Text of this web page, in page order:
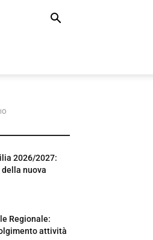
2026/2027:
nuova
Regionale:
attività